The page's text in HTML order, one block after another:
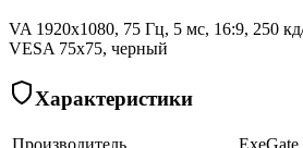
VA 1920x1080, 75 Гц, 5 мс, 16:9, 250
VESA 75х75, черный
Характеристики
Производитель ExeGate